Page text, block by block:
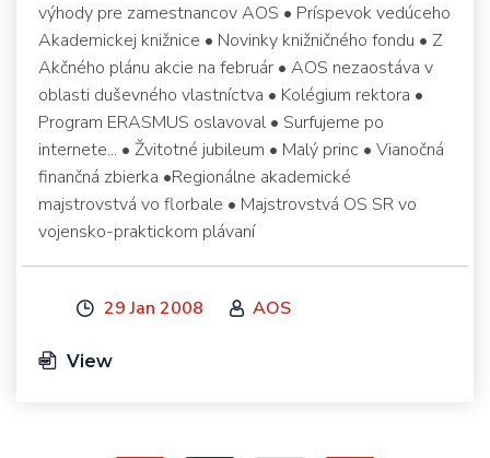
výhody pre zamestnancov AOS • Príspevok vedúceho
Akademickej knižnice • Novinky knižničného fondu • Z
Akčného plánu akcie na február • AOS nezaostáva v
oblasti duševného vlastníctva • Kolégium rektora •
Program ERASMUS oslavoval • Surfujeme po
internete... • Žvitotné jubileum • Malý princ • Vianočná
finančná zbierka •Regionálne akademické
majstrovstvá vo florbale • Majstrovstvá OS SR vo
vojensko-praktickom plávaní
29 Jan 2008 AOS
View